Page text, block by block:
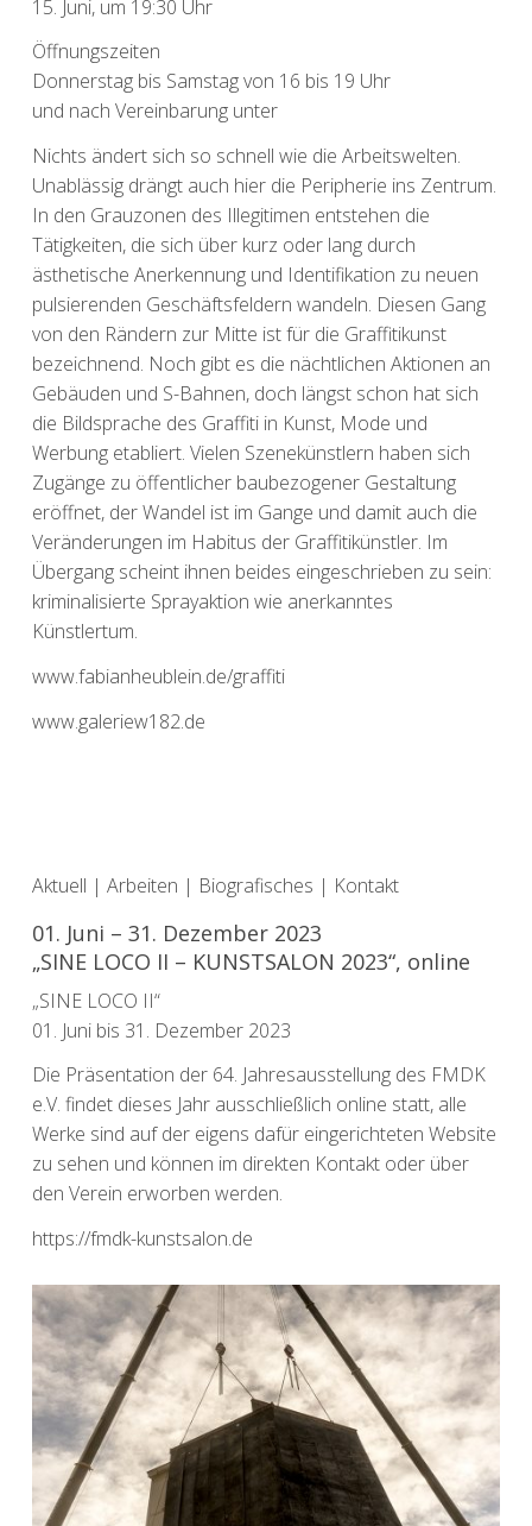
15. Juni, um 19:30 Uhr
Öffnungszeiten
Donnerstag bis Samstag von 16 bis 19 Uhr
und nach Vereinbarung unter
Nichts ändert sich so schnell wie die Arbeitswelten.
Unablässig drängt auch hier die Peripherie ins Zentrum.
In den Grauzonen des Illegitimen entstehen die
Tätigkeiten, die sich über kurz oder lang durch
ästhetische Anerkennung und Identifikation zu neuen
pulsierenden Geschäftsfeldern wandeln. Diesen Gang
von den Rändern zur Mitte ist für die Graffitikunst
bezeichnend. Noch gibt es die nächtlichen Aktionen an
Gebäuden und S-Bahnen, doch längst schon hat sich
die Bildsprache des Graffiti in Kunst, Mode und
Werbung etabliert. Vielen Szenekünstlern haben sich
Zugänge zu öffentlicher baubezogener Gestaltung
eröffnet, der Wandel ist im Gange und damit auch die
Veränderungen im Habitus der Graffitikünstler. Im
Übergang scheint ihnen beides eingeschrieben zu sein:
kriminalisierte Sprayaktion wie anerkanntes
Künstlertum.
www.fabianheublein.de/graffiti
www.galeriew182.de
Aktuell | Arbeiten | Biografisches | Kontakt
01. Juni – 31. Dezember 2023
„SINE LOCO II – KUNSTSALON 2023“, online
„SINE LOCO II“
01. Juni bis 31. Dezember 2023
Die Präsentation der 64. Jahresausstellung des FMDK
e.V. findet dieses Jahr ausschließlich online statt, alle
Werke sind auf der eigens dafür eingerichteten Website
zu sehen und können im direkten Kontakt oder über
den Verein erworben werden.
https://fmdk-kunstsalon.de